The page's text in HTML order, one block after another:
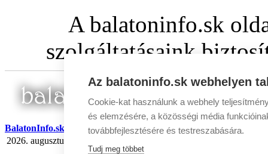
A balatoninfo.sk
szolgáltatásaink
BalatonInfo.sk
2026. augusztus 6 csütörtök
Az balatoninfo.sk webhelyen
Cookie-kat használunk a webhely
és elemzésére, a közösségi média
továbbfejlesztésére és testreszabására.
Tudj meg többet